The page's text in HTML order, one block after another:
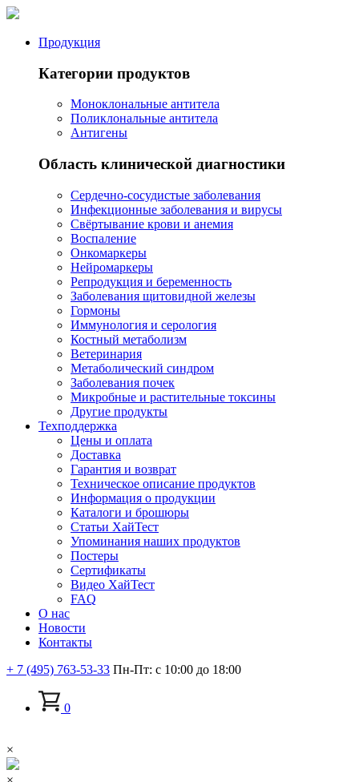
Продукция
Категории продуктов
Моноклональные антитела
Поликлональные антитела
Антигены
Область клинической диагностики
Сердечно-сосудистые заболевания
Инфекционные заболевания и вирусы
Свёртывание крови и анемия
Воспаление
Онкомаркеры
Нейромаркеры
Репродукция и беременность
Заболевания щитовидной железы
Гормоны
Иммунология и серология
Костный метаболизм
Ветеринария
Метаболический синдром
Заболевания почек
Микробные и растительные токсины
Другие продукты
Техподдержка
Цены и оплата
Доставка
Гарантия и возврат
Техническое описание продуктов
Информация о продукции
Каталоги и брошюры
Статьи ХайТест
Упоминания наших продуктов
Постеры
Сертификаты
Видео ХайТест
FAQ
О нас
Новости
Контакты
+ 7 (495) 763-53-33 Пн-Пт: с 10:00 до 18:00
0
×